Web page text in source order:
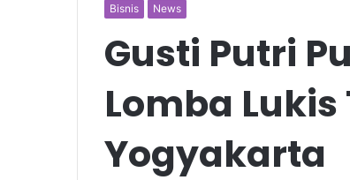
Bisnis News
Gusti Putri
Lomba
Yogyakarta